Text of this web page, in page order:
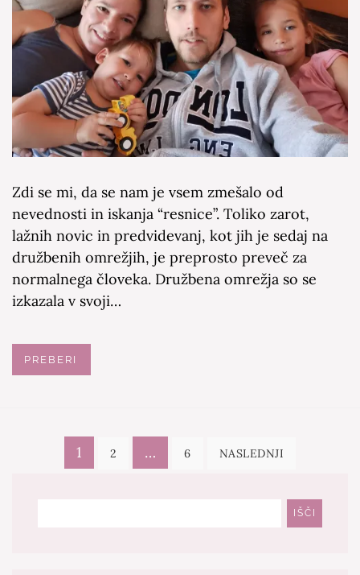
Zdi se mi, da se nam je vsem zmešalo od
nevednosti in iskanja “resnice”. Toliko zarot,
lažnih novic in predvidevanj, kot jih je sedaj na
družbenih omrežjih, je preprosto preveč za
normalnega človeka. Družbena omrežja so se
izkazala v svoji…
PREBERI
Navigacija
prispevkov
1 2 … 6 NASLEDNJI
IŠČI